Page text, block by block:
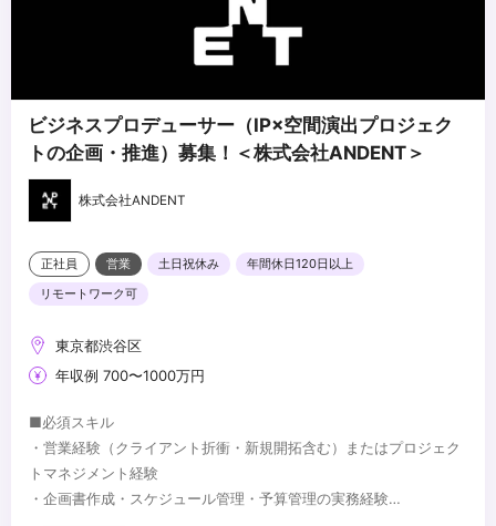
ビジネスプロデューサー（IP×空間演出プロジェク
トの企画・推進）募集！＜株式会社ANDENT＞
株式会社ANDENT
正社員 営業 土日祝休み
年間休日120日以上
リモートワーク可
東京都渋谷区
年収例 700〜1000万円
■必須スキル
・営業経験（クライアント折衝・新規開拓含む）またはプロジェク
トマネジメント経験
・企画書作成・スケジュール管理・予算管理の実務経験